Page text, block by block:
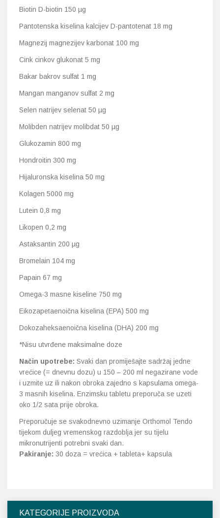
KATEGORIJE PROIZVODA
Biotin D-biotin 150 µg
Pantotenska kiselina kalcijev D-pantotenat 18 mg
Magnezij magnezijev karbonat 100 mg
Cink cinkov glukonat 5 mg
Bakar bakrov sulfat 1 mg
Mangan manganov sulfat 2 mg
Selen natrijev selenat 50 µg
Molibden natrijev molibdat 50 µg
Glukozamin 800 mg
Hondroitin 300 mg
Hijaluronska kiselina 50 mg
Kolagen 5000 mg
Lutein 0,8 mg
Likopen 0,2 mg
Astaksantin 200 µg
Bromelain 104 mg
Papain 67 mg
Omega-3 masne kiseline 750 mg
Eikozapetaenoična kiselina (EPA) 500 mg
Dokozaheksaenoična kiselina (DHA) 200 mg
*Nisu utvrđene maksimalne doze
Način upotrebe: Svaki dan promiješajte sadržaj jedne
vrećice (= dnevnu dozu) u 150 – 200 ml negazirane vode
i uzmite uz ili nakon obroka zajedno s kapsulama omega-
3 masnih kiselina. Enzimsku tabletu preporuča se uzeti
oko 1/2 sata prije obroka.
Preporučuje se svakodnevno uzimanje Orthomol Tendo
tijekom duljeg vremenskog razdoblja jer su tijelu
mikronutrijenti potrebni svaki dan.
Pakiranje: 30 doza = vrećica + tableta+ kapsula